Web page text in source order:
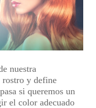
nuestra
rostro y define
si queremos un
el color adecuado